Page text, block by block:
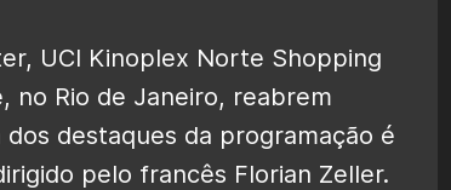
UCI Kinoplex Norte Shopping
no Rio de Janeiro, reabrem
destaques da programação é
pelo francês Florian Zeller.